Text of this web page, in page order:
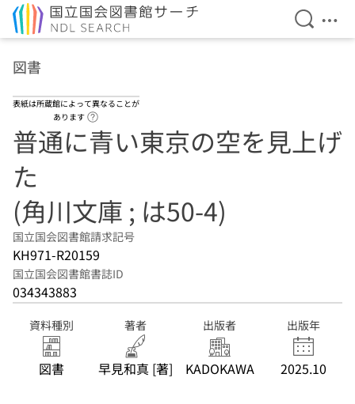
検索を
メ
図書
表紙は所蔵館によって異なることが
あります
普通に青い東京の空を見上げ
た
(角川文庫 ; は50-4)
国立国会図書館請求記号
KH971-R20159
国立国会図書館書誌ID
034343883
資料種別
図書
著者
早見和真 [著]
出版者
KADOKAWA
出版年
2025.10